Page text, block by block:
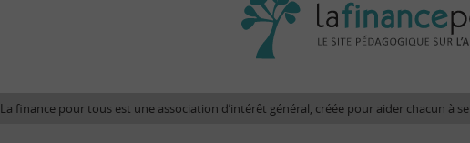
La finance pour tous est une association d’intérêt général, créée pour aider chacun à